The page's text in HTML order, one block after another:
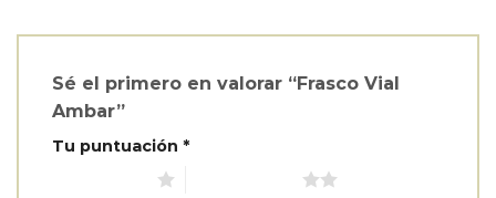
Sé el primero en valorar “Frasco Vial
Ambar”
Tu puntuación *